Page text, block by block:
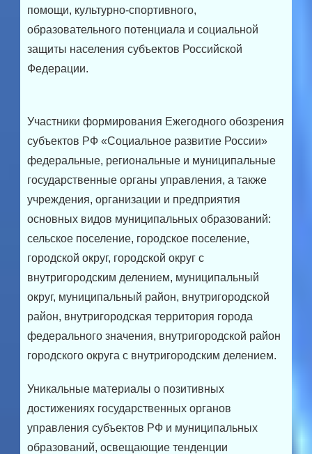
помощи, культурно-спортивного,
образовательного потенциала и социальной
защиты населения субъектов Российской
Федерации.
Участники формирования Ежегодного обозрения
субъектов РФ «Социальное развитие России»
федеральные, региональные и муниципальные
государственные органы управления, а также
учреждения, организации и предприятия
основных видов муниципальных образований:
сельское поселение, городское поселение,
городской округ, городской округ с
внутригородским делением, муниципальный
округ, муниципальный район, внутригородской
район, внутригородская территория города
федерального значения, внутригородской район
городского округа с внутригородским делением.
Уникальные материалы о позитивных
достижениях государственных органов
управления субъектов РФ и муниципальных
образований, освещающие тенденции